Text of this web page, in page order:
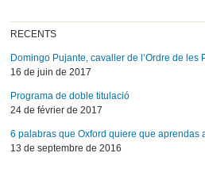
RECENTS
Domingo Pujante, cavaller de l’Ordre de les
16 de juin de 2017
Programa de doble titulació
24 de février de 2017
6 palabras que Oxford quiere que aprendas
13 de septembre de 2016